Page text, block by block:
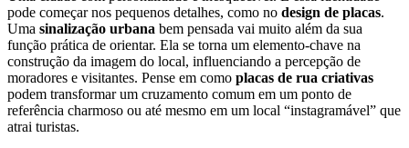
pode começar nos pequenos detalhes, como no design de placas.
Uma sinalização urbana bem pensada vai muito além da sua
função prática de orientar. Ela se torna um elemento-chave na
construção da imagem do local, influenciando a percepção de
moradores e visitantes. Pense em como placas de rua criativas
podem transformar um cruzamento comum em um ponto de
referência charmoso ou até mesmo em um local “instagramável” que
atrai turistas.